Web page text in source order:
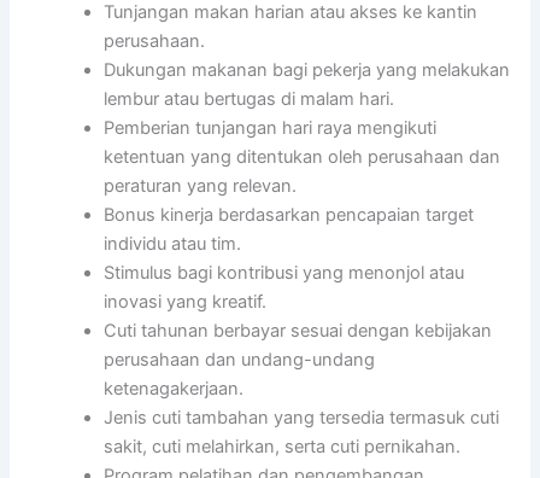
Tunjangan makan harian atau akses ke kantin
perusahaan.
Dukungan makanan bagi pekerja yang melakukan
lembur atau bertugas di malam hari.
Pemberian tunjangan hari raya mengikuti
ketentuan yang ditentukan oleh perusahaan dan
peraturan yang relevan.
Bonus kinerja berdasarkan pencapaian target
individu atau tim.
Stimulus bagi kontribusi yang menonjol atau
inovasi yang kreatif.
Cuti tahunan berbayar sesuai dengan kebijakan
perusahaan dan undang-undang
ketenagakerjaan.
Jenis cuti tambahan yang tersedia termasuk cuti
sakit, cuti melahirkan, serta cuti pernikahan.